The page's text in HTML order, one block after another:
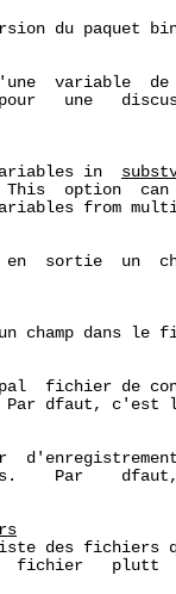
du paquet
variable
une
in
option  can
from
sortie  un
champ dans le
fichier de
Par dfaut,
Par
des fichiers
fichier   plutt